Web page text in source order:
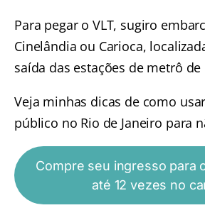
Para pegar o VLT, sugiro
Cinelândia ou Carioca,
saída das estações de metrô
Veja minhas dicas de como
público no Rio de Janeiro para
Compre seu ingresso para
até 12 vezes no